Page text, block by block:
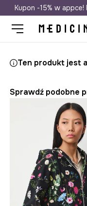
Kupon -15% w
Ten produkt jest
Sprawdź podobne